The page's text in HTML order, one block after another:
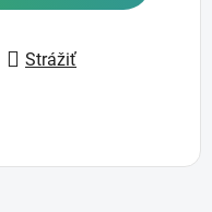
Strážiť